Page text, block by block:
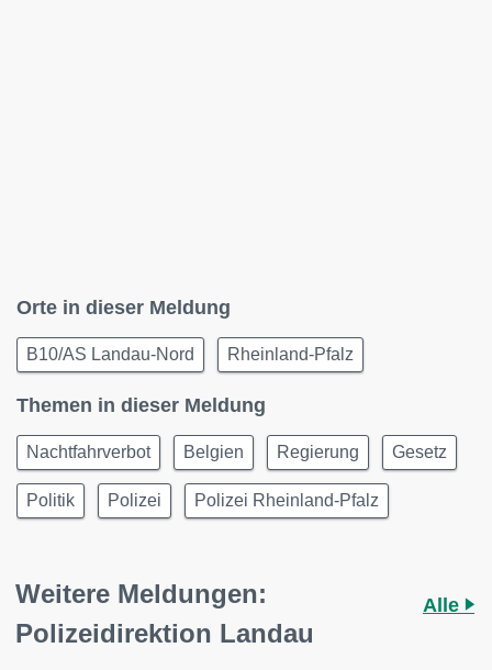
Orte in dieser Meldung
B10/AS Landau-Nord Rheinland-Pfalz
Themen in dieser Meldung
Nachtfahrverbot Belgien Regierung Gesetz
Politik Polizei Polizei Rheinland-Pfalz
Weitere Meldungen:
Polizeidirektion Landau
Alle